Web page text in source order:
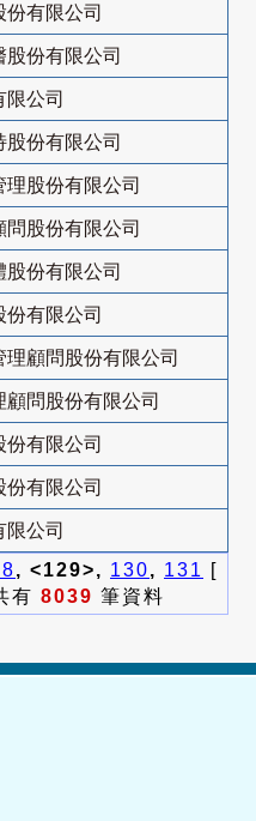
有限公司
股份有限公司
公司
股份有限公司
股份有限公司
股份有限公司
份有限公司
有限公司
理顧問股份有限公司
顧問股份有限公司
份有限公司
有限公司
公司
, <129>, 130, 131
[
有 8039 筆資料